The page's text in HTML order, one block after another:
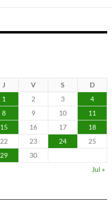
J V S
D
1
2 3
4
8 9 10
11
15 16 17
18
22 23 24
25
29
30
Jul »